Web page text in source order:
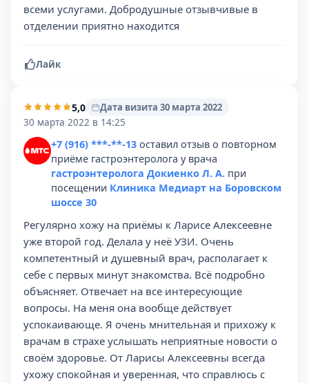
всеми услугами. Добродушные отзывчивые в
отделении приятно находится
Лайк
5,0
Дата визита 30 марта 2022
30 марта 2022 в 14:25
+7 (916) ***-**-13 оставил отзыв о повторном
приёме гастроэнтеролога у врача
гастроэнтеролога Докиенко Л. А. при
посещении Клиника Медиарт на Боровском
шоссе 30
Регулярно хожу на приёмы к Ларисе Алексеевне
уже второй год. Делала у неё УЗИ. Очень
компетентный и душевный врач, располагает к
себе с первых минут знакомства. Всё подробно
объясняет. Отвечает на все интересующие
вопросы. На меня она вообще действует
успокаивающе. Я очень мнительная и прихожу к
врачам в страхе услышать неприятные новости о
своём здоровье. От Ларисы Алексеевны всегда
ухожу спокойная и уверенная, что справлюсь с